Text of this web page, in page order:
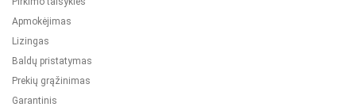
Apmokėjimas
Lizingas
Baldų pristatymas
Prekių grąžinimas
Garantinis